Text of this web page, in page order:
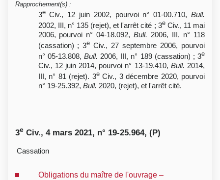
Rapprochement(s) :
3eCiv., 12 juin 2002, pourvoi n° 01-00.710, Bull.
2002, III, n° 135 (rejet), et l'arrêt cité ; 3eCiv., 11 mai
2006, pourvoi n° 04-18.092,Bull. 2006, III, n° 118
(cassation) ; 3e Civ., 27 septembre 2006, pourvoi
n° 05-13.808, Bull. 2006, III, n° 189 (cassation) ; 3e
Civ., 12 juin 2014, pourvoi n° 13-19.410, Bull. 2014,
III, n° 81 (rejet). 3eCiv., 3 décembre 2020, pourvoi
n° 19-25.392, Bull. 2020, (rejet), et l'arrêt cité.
3e Civ., 4 mars 2021, n° 19-25.964, (P)
Cassation
Obligations du maître de l'ouvrage –